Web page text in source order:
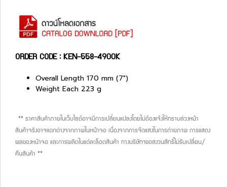
ORDER CODE : KEN-558-4900K
Overall Length 170 mm (7")
Weight Each 223 g
** ราคาสินค้าภายในเว็บไซต์อาจมีการเปลี่ยนแปลงโดยไม่ต้องแจ้งให้ทราบล่วงหน้า
สินค้าจริงอาจแตกต่างจากภาพในหน้าจอ เนื่องจากการจัดแสงในการถ่ายภาพ การแสดง
ผลของหน้าจอ และการผลิตในแต่ละล็อตสินค้า ทางบริษัทฯขอสงวนสิทธิ์ไม่รับเปลี่ยน/
คืนสินค้า **